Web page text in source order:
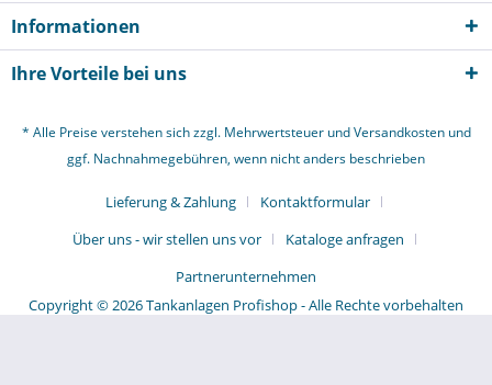
Informationen
Ihre Vorteile bei uns
* Alle Preise verstehen sich zzgl. Mehrwertsteuer undVersandkostenund
ggf. Nachnahmegebühren, wenn nicht anders beschrieben
Lieferung & Zahlung
Kontaktformular
Über uns - wir stellen uns vor
Kataloge anfragen
Partnerunternehmen
Copyright © 2026 Tankanlagen Profishop - Alle Rechte vorbehalten